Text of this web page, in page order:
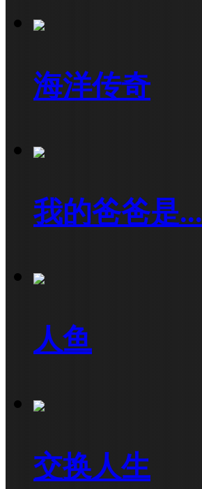
海洋传奇
我的爸爸是...
人鱼
交换人生